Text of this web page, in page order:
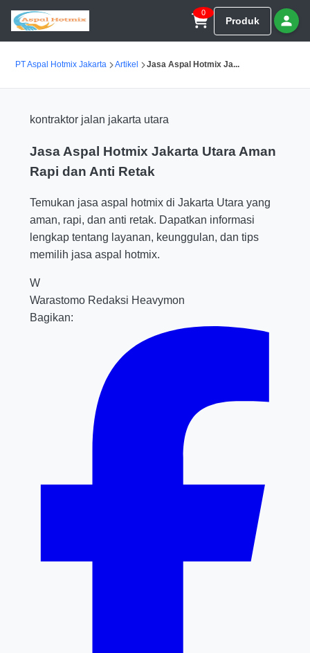
0
Produk
PT Aspal Hotmix Jakarta Artikel Jasa Aspal Hotmix Ja...
kontraktor jalan jakarta utara
Jasa Aspal Hotmix Jakarta Utara Aman
Rapi dan Anti Retak
Temukan jasa aspal hotmix di Jakarta Utara yang
aman, rapi, dan anti retak. Dapatkan informasi
lengkap tentang layanan, keunggulan, dan tips
memilih jasa aspal hotmix.
W
Warastomo Redaksi Heavymon
Bagikan: